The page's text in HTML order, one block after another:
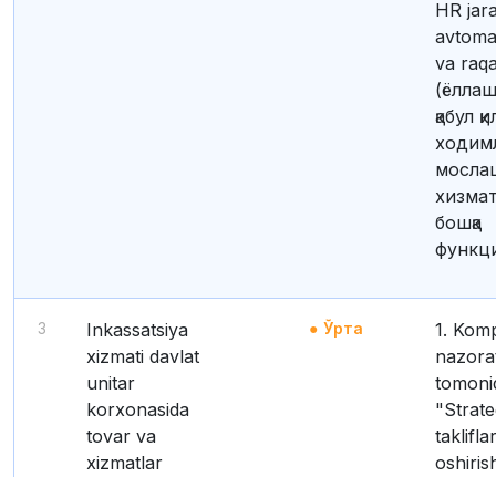
HR
va
қабул
бошқа
3
Inkassatsiya
xizmati davlat
unitar
korxonasida
tovar va
xizmatlar
Ўрта
1. Komplayens-